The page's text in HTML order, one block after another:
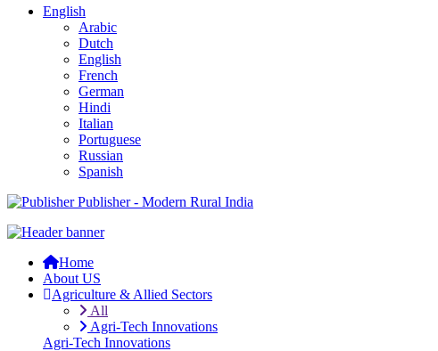
English
Arabic
Dutch
English
French
German
Hindi
Italian
Portuguese
Russian
Spanish
Publisher - Modern Rural India
Home
About US
Agriculture & Allied Sectors
All
Agri-Tech Innovations
Agri-Tech Innovations